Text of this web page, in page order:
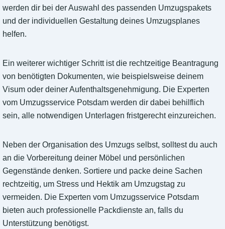
werden dir bei der Auswahl des passenden Umzugspakets
und der individuellen Gestaltung deines Umzugsplanes
helfen.
Ein weiterer wichtiger Schritt ist die rechtzeitige Beantragung
von benötigten Dokumenten, wie beispielsweise deinem
Visum oder deiner Aufenthaltsgenehmigung. Die Experten
vom Umzugsservice Potsdam werden dir dabei behilflich
sein, alle notwendigen Unterlagen fristgerecht einzureichen.
Neben der Organisation des Umzugs selbst, solltest du auch
an die Vorbereitung deiner Möbel und persönlichen
Gegenstände denken. Sortiere und packe deine Sachen
rechtzeitig, um Stress und Hektik am Umzugstag zu
vermeiden. Die Experten vom Umzugsservice Potsdam
bieten auch professionelle Packdienste an, falls du
Unterstützung benötigst.